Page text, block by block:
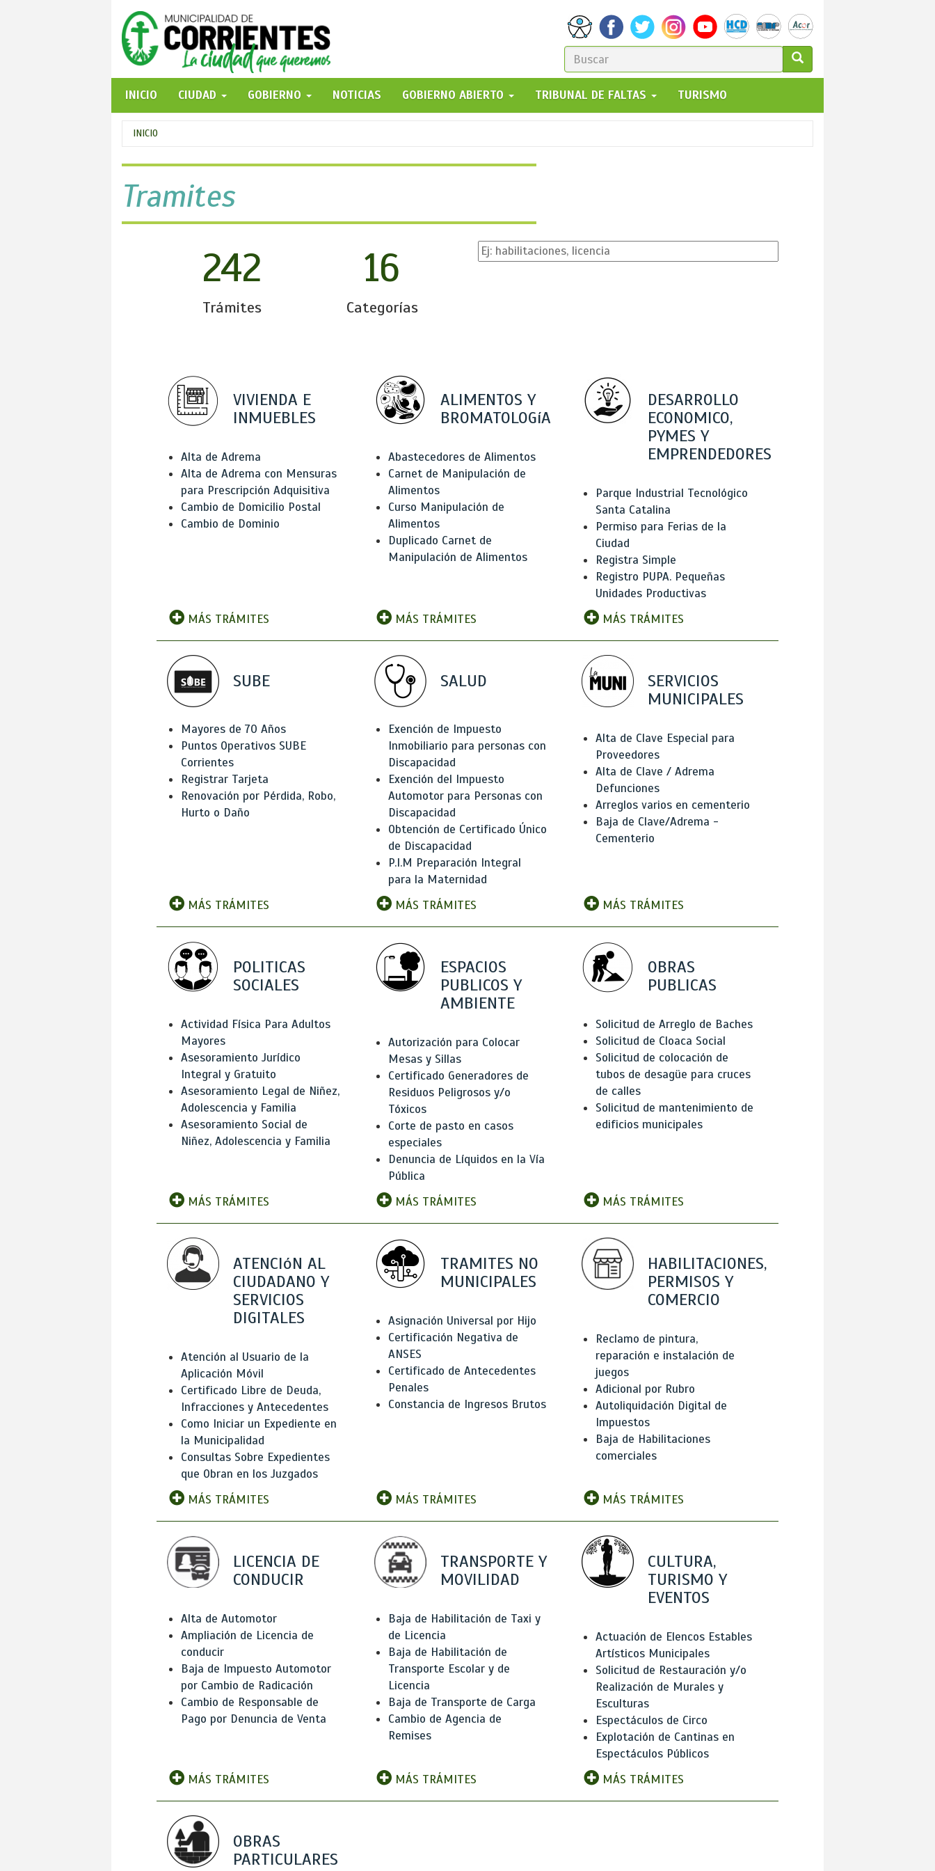
FORMULARIO
DE
BÚSQUEDA
GO!
INICIO
CIUDAD GOBIERNO NOTICIAS GOBIERNO ABIERTO TRIBUNAL DE FALTAS TURISMO
Se
encuentra
usted
aquí
INICIO
Tramites
242
Trámites
16
Categorías
VIVIENDA E
INMUEBLES
Alta de Adrema
Alta de Adrema con Mensuras
para Prescripción Adquisitiva
Cambio de Domicilio Postal
Cambio de Dominio
MÁS TRÁMITES
ALIMENTOS Y
BROMATOLOGíA
Abastecedores de Alimentos
Carnet de Manipulación de
Alimentos
Curso Manipulación de
Alimentos
Duplicado Carnet de
Manipulación de Alimentos
MÁS TRÁMITES
DESARROLLO
ECONOMICO,
PYMES Y
EMPRENDEDORES
Parque Industrial Tecnológico
Santa Catalina
Permiso para Ferias de la
Ciudad
Registra Simple
Registro PUPA. Pequeñas
Unidades Productivas
MÁS TRÁMITES
SUBE
Mayores de 70 Años
Puntos Operativos SUBE
Corrientes
Registrar Tarjeta
Renovación por Pérdida, Robo,
Hurto o Daño
MÁS TRÁMITES
SALUD
Exención de Impuesto
Inmobiliario para personas con
Discapacidad
Exención del Impuesto
Automotor para Personas con
Discapacidad
Obtención de Certificado Único
de Discapacidad
P.I.M Preparación Integral
para la Maternidad
MÁS TRÁMITES
SERVICIOS
MUNICIPALES
Alta de Clave Especial para
Proveedores
Alta de Clave / Adrema
Defunciones
Arreglos varios en cementerio
Baja de Clave/Adrema -
Cementerio
MÁS TRÁMITES
POLITICAS
SOCIALES
Actividad Física Para Adultos
Mayores
Asesoramiento Jurídico
Integral y Gratuito
Asesoramiento Legal de Niñez,
Adolescencia y Familia
Asesoramiento Social de
Niñez, Adolescencia y Familia
MÁS TRÁMITES
ESPACIOS
PUBLICOS Y
AMBIENTE
Autorización para Colocar
Mesas y Sillas
Certificado Generadores de
Residuos Peligrosos y/o
Tóxicos
Corte de pasto en casos
especiales
Denuncia de Líquidos en la Vía
Pública
MÁS TRÁMITES
OBRAS
PUBLICAS
Solicitud de Arreglo de Baches
Solicitud de Cloaca Social
Solicitud de colocación de
tubos de desagüe para cruces
de calles
Solicitud de mantenimiento de
edificios municipales
MÁS TRÁMITES
ATENCIóN AL
CIUDADANO Y
SERVICIOS
DIGITALES
Atención al Usuario de la
Aplicación Móvil
Certificado Libre de Deuda,
Infracciones y Antecedentes
Como Iniciar un Expediente en
la Municipalidad
Consultas Sobre Expedientes
que Obran en los Juzgados
MÁS TRÁMITES
TRAMITES NO
MUNICIPALES
Asignación Universal por Hijo
Certificación Negativa de
ANSES
Certificado de Antecedentes
Penales
Constancia de Ingresos Brutos
MÁS TRÁMITES
HABILITACIONES,
PERMISOS Y
COMERCIO
Reclamo de pintura,
reparación e instalación de
juegos
Adicional por Rubro
Autoliquidación Digital de
Impuestos
Baja de Habilitaciones
comerciales
MÁS TRÁMITES
LICENCIA DE
CONDUCIR
Alta de Automotor
Ampliación de Licencia de
conducir
Baja de Impuesto Automotor
por Cambio de Radicación
Cambio de Responsable de
Pago por Denuncia de Venta
MÁS TRÁMITES
TRANSPORTE Y
MOVILIDAD
Baja de Habilitación de Taxi y
de Licencia
Baja de Habilitación de
Transporte Escolar y de
Licencia
Baja de Transporte de Carga
Cambio de Agencia de
Remises
MÁS TRÁMITES
CULTURA,
TURISMO Y
EVENTOS
Actuación de Elencos Estables
Artísticos Municipales
Solicitud de Restauración y/o
Realización de Murales y
Esculturas
Espectáculos de Circo
Explotación de Cantinas en
Espectáculos Públicos
MÁS TRÁMITES
OBRAS
PARTICULARES